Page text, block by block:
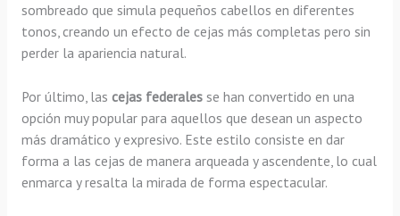
sombreado que simula pequeños cabellos en diferentes
tonos, creando un efecto de cejas más completas pero sin
perder la apariencia natural.
Por último, las cejas federalesse han convertido en una
opción muy popular para aquellos que desean un aspecto
más dramático y expresivo. Este estilo consiste en dar
forma a las cejas de manera arqueada y ascendente, lo cual
enmarca y resalta la mirada de forma espectacular.